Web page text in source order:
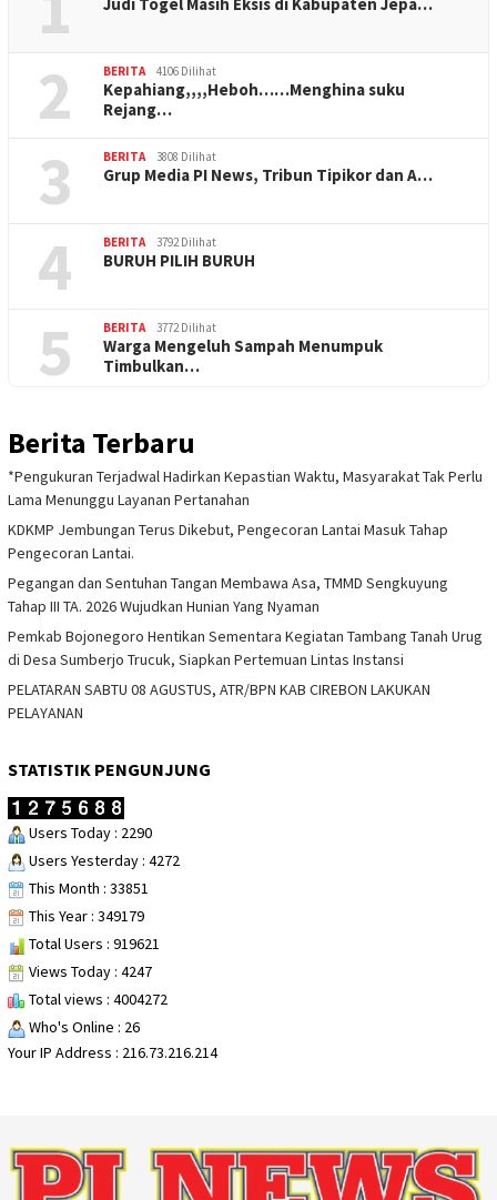
Judi Togel Masih Eksis di Kabupaten Jepa…
2 BERITA 4106 Dilihat
Kepahiang,,,,Heboh……Menghina suku
Rejang…
3 BERITA 3808 Dilihat
Grup Media PI News, Tribun Tipikor dan A…
4 BERITA 3792 Dilihat
BURUH PILIH BURUH
5 BERITA 3772 Dilihat
Warga Mengeluh Sampah Menumpuk
Timbulkan…
Berita Terbaru
*Pengukuran Terjadwal Hadirkan Kepastian Waktu, Masyarakat Tak Perlu
Lama Menunggu Layanan Pertanahan
KDKMP Jembungan Terus Dikebut, Pengecoran Lantai Masuk Tahap
Pengecoran Lantai.
Pegangan dan Sentuhan Tangan Membawa Asa, TMMD Sengkuyung
Tahap III TA. 2026 Wujudkan Hunian Yang Nyaman
Pemkab Bojonegoro Hentikan Sementara Kegiatan Tambang Tanah Urug
di Desa Sumberjo Trucuk, Siapkan Pertemuan Lintas Instansi
PELATARAN SABTU 08 AGUSTUS, ATR/BPN KAB CIREBON LAKUKAN
PELAYANAN
STATISTIK PENGUNJUNG
Users Today : 2290
Users Yesterday : 4272
This Month : 33851
This Year : 349179
Total Users : 919621
Views Today : 4247
Total views : 4004272
Who's Online : 26
Your IP Address : 216.73.216.214